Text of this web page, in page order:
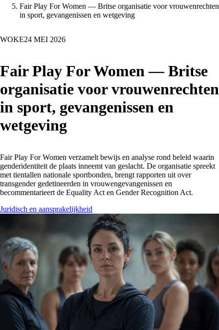
Fair Play For Women — Britse organisatie voor vrouwenrechten
in sport, gevangenissen en wetgeving
WOKE24 MEI 2026
Fair Play For Women — Britse
organisatie voor vrouwenrechten
in sport, gevangenissen en
wetgeving
Fair Play For Women verzamelt bewijs en analyse rond beleid waarin
genderidentiteit de plaats inneemt van geslacht. De organisatie spreekt
met tientallen nationale sportbonden, brengt rapporten uit over
transgender gedetineerden in vrouwengevangenissen en
becommentarieert de Equality Act en Gender Recognition Act.
Juridisch en aansprakelijkheid